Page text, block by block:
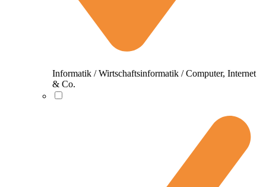
Informatik / Wirtschaftsinformatik / Computer, Internet
& Co.